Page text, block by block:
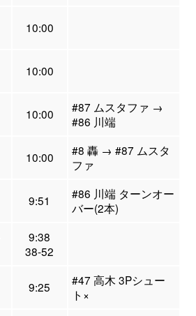
10:00
10:00
10:00
#87 ムスタファ →
#86 川端
10:00
#8 轟 → #87 ムスタ
ファ
9:51
#86 川端 ターンオー
バー(2本)
9:38
38-52
9:25
#47 高木 3Pシュー
ト×